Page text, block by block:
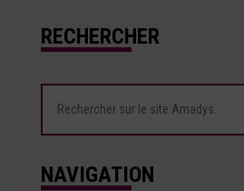
RECHERCHER
NAVIGATION